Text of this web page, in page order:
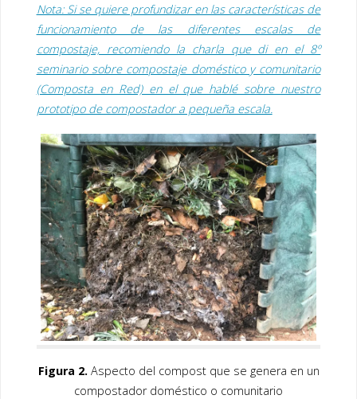
Nota: Si se quiere profundizar en las características de
funcionamiento de las diferentes escalas de
compostaje, recomiendo la charla que di en el 8º
seminario sobre compostaje doméstico y comunitario
(Composta en Red) en el que hablé sobre nuestro
prototipo de compostador a pequeña escala.
Figura 2.Aspecto del compost que se genera en un
compostador doméstico o comunitario